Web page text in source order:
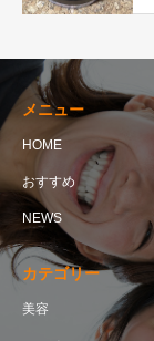
メニュー
HOME
おすすめ
NEWS
カテゴリー
美容